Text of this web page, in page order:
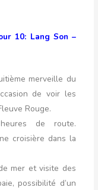
10: Lang Son –
merveille du
de voir les
Rouge.
de route.
croisière dans la
mer et visite des
possibilité d’un